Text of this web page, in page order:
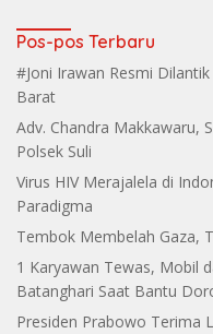
Pos-pos Terbaru
#Joni Irawan Resmi
Barat
Adv. Chandra Makkawaru,
Polsek Suli
Virus HIV Merajalela di
Paradigma
Tembok Membelah Gaza,
1 Karyawan Tewas, Mobil
Batanghari Saat Bantu
Presiden Prabowo Terima